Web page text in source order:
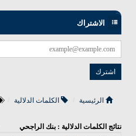
الاشتراك
الرئيسية الكلمات الدلالية
نتائج الكلمات الدلالية : بنك الراجحي